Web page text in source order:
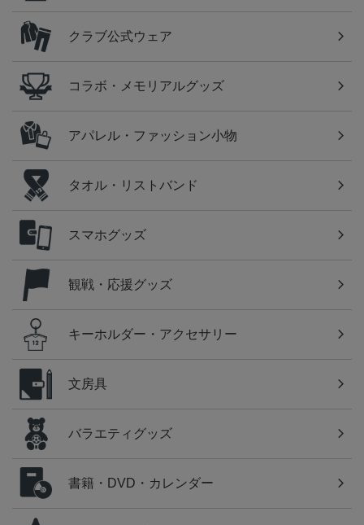
クラブ公式ウェア
コラボ・メモリアルグッズ
アパレル・ファッション小物
タオル・リストバンド
スマホグッズ
観戦・応援グッズ
キーホルダー・アクセサリー
文房具
バラエティグッズ
書籍・DVD・カレンダー